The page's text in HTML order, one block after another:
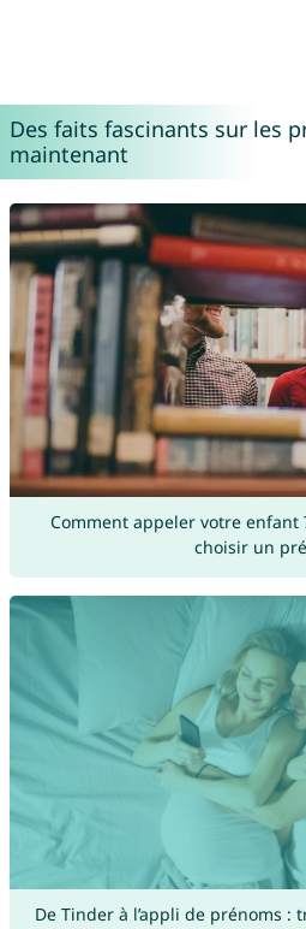
Des faits fascinants sur les
maintenant
Comment appeler votre enfant
choisir un
De Tinder à l’appli de prénoms